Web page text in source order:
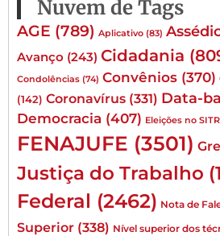
Nuvem de Tags
AGE (789) Aplicativo (83)
Avanço (243) Cidadania
Condolências (74) Convênios (370)
(142) Coronavírus (331) Data-
Democracia (407) Eleições no
FENAJUFE (3501)
Justiça do Trabalho
Federal (2462) Nota de
Superior (338) Nível superior dos